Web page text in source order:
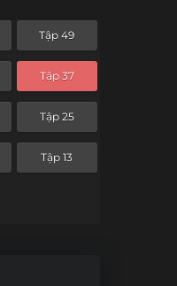
Tập 49
Tập 37
Tập 25
Tập 13